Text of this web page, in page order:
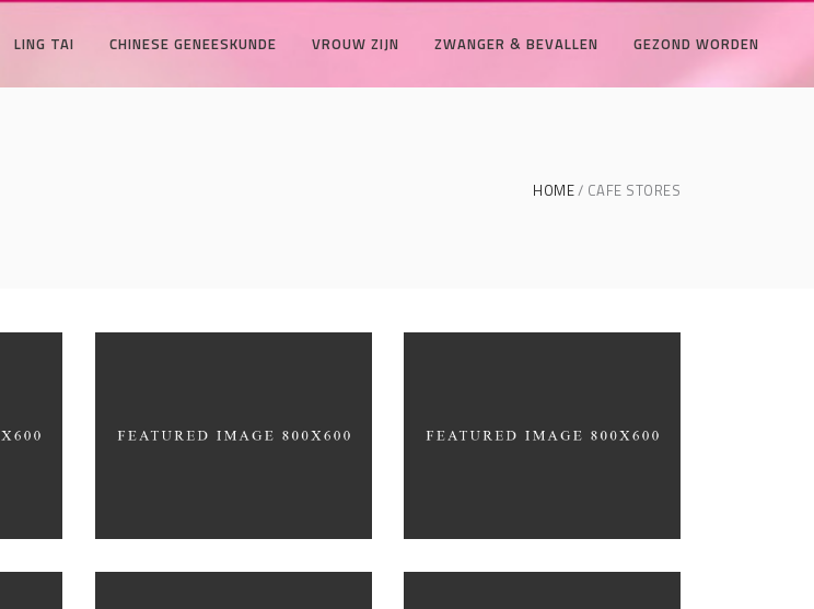
LING TAI CHINESE GENEESKUNDE VROUW ZIJN ZWANGER & BEVALLEN GEZOND WORDEN
HOME CAFE STORES
INDUSTRIAL DESIGN INTERIOR DESIGN